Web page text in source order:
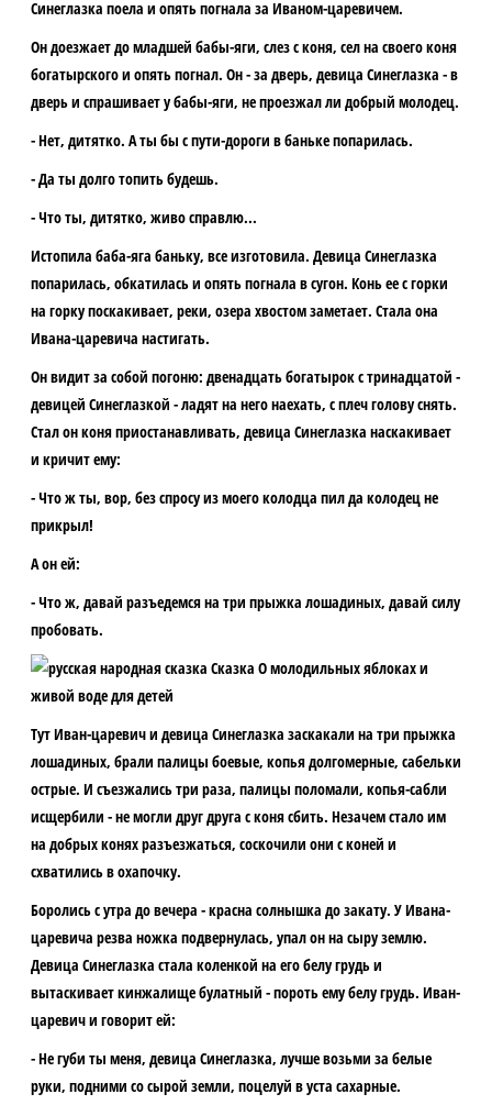
Синеглазка поела и опять погнала за Иваном-царевичем.
Он доезжает до младшей бабы-яги, слез с коня, сел на своего коня
богатырского и опять погнал. Он - за дверь, девица Синеглазка - в
дверь и спрашивает у бабы-яги, не проезжал ли добрый молодец.
- Нет, дитятко. А ты бы с пути-дороги в баньке попарилась.
- Да ты долго топить будешь.
- Что ты, дитятко, живо справлю...
Истопила баба-яга баньку, все изготовила. Девица Синеглазка
попарилась, обкатилась и опять погнала в сугон. Конь ее с горки
на горку поскакивает, реки, озера хвостом заметает. Стала она
Ивана-царевича настигать.
Он видит за собой погоню: двенадцать богатырок с тринадцатой -
девицей Синеглазкой - ладят на него наехать, с плеч голову снять.
Стал он коня приостанавливать, девица Синеглазка наскакивает
и кричит ему:
- Что ж ты, вор, без спросу из моего колодца пил да колодец не
прикрыл!
А он ей:
- Что ж, давай разъедемся на три прыжка лошадиных, давай силу
пробовать.
Тут Иван-царевич и девица Синеглазка заскакали на три прыжка
лошадиных, брали палицы боевые, копья долгомерные, сабельки
острые. И съезжались три раза, палицы поломали, копья-сабли
исщербили - не могли друг друга с коня сбить. Незачем стало им
на добрых конях разъезжаться, соскочили они с коней и
схватились в охапочку.
Боролись с утра до вечера - красна солнышка до закату. У Ивана-
царевича резва ножка подвернулась, упал он на сыру землю.
Девица Синеглазка стала коленкой на его белу грудь и
вытаскивает кинжалище булатный - пороть ему белу грудь. Иван-
царевич и говорит ей:
- Не губи ты меня, девица Синеглазка, лучше возьми за белые
руки, подними со сырой земли, поцелуй в уста сахарные.